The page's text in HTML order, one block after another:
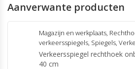
Aanverwante producten
Magazijn en werkplaats,
verkeersspiegels, Spiegels,
Verkeersspiegel rechthoek
40 cm